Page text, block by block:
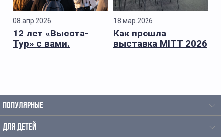
08.апр.2026
12 лет «Высота-
Тур» с вами.
18.мар.2026
Как прошла
выставка MITT 2026
ПОПУЛЯРНЫЕ
ДЛЯ ДЕТЕЙ